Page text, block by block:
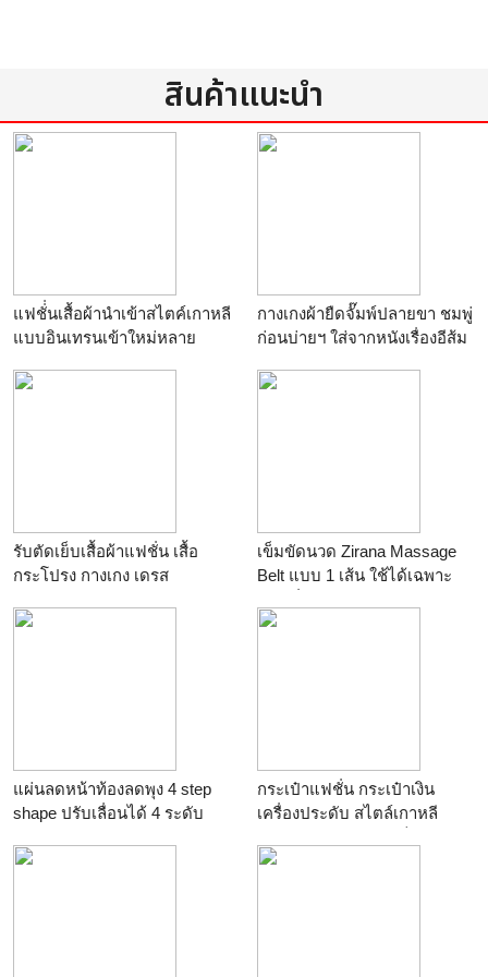
สินค้าแนะนำ
แฟชั่่นเสื้อผ้านำเข้าสไตค์เกาหลี
แบบอินเทรนเข้าใหม่หลาย
กางเกงผ้ายืดจั๊มพ์ปลายขา ชมพู่
ก่อนบ่ายฯ ใส่จากหนังเรื่องอีส้ม
ลม์
รับตัดเย็บเสื้อผ้าแฟชั่น เสื้อ
กระโปรง กางเกง เดรส
เข็มขัดนวด Zirana Massage
Belt แบบ 1 เส้น ใช้ได้เฉพาะ
แผ่นลดหน้าท้องลดพุง 4 step
shape ปรับเลื่อนได้ 4 ระดับ
กระเป๋าแฟชั่น กระเป๋าเงิน
เครื่องประดับ สไตล์เกาหลี
นับ 1000 รายการ อินเทรนด์